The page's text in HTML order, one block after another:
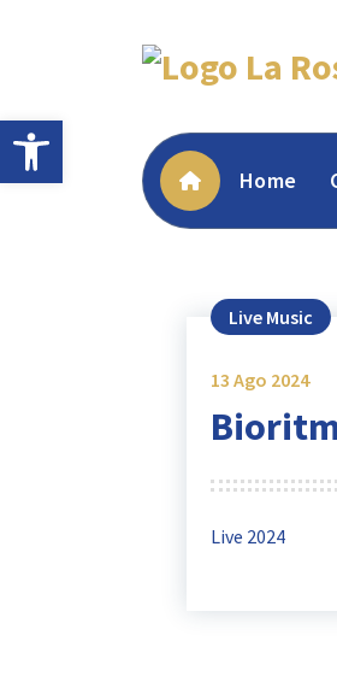
Apri la barra degli
Home
Live Music
13 Ago 2024
Live 2024